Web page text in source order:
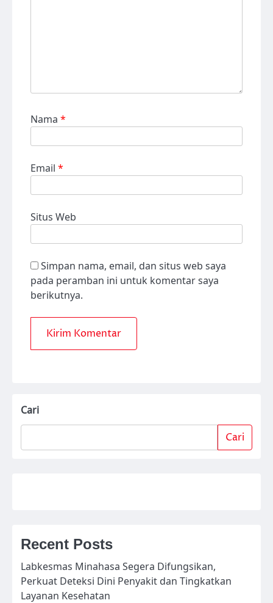
Nama *
Email *
Situs Web
Simpan nama, email, dan situs web saya
pada peramban ini untuk komentar saya
berikutnya.
Cari
Cari
Recent Posts
Labkesmas Minahasa Segera Difungsikan,
Perkuat Deteksi Dini Penyakit dan Tingkatkan
Layanan Kesehatan